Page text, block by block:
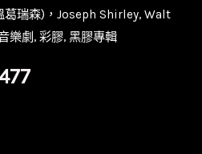
瑞森)，Joseph Shirley, Walt
樂劇 , 彩膠, 黑膠專輯
目